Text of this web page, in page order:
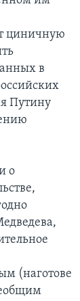
циничную
в
Путину
о
(наготове